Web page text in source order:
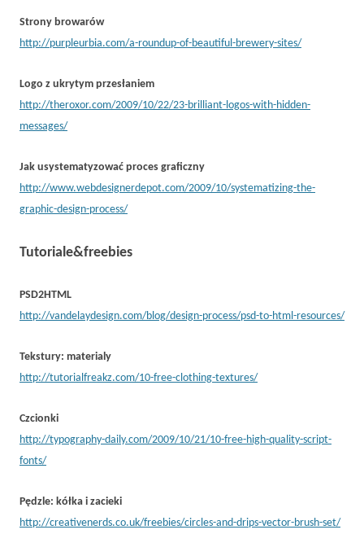
Strony browarów
http://purpleurbia.com/a-roundup-of-beautiful-brewery-sites/
Logo z ukrytym przesłaniem
http://theroxor.com/2009/10/22/23-brilliant-logos-with-hidden-
messages/
Jak usystematyzować proces graficzny
http://www.webdesignerdepot.com/2009/10/systematizing-the-
graphic-design-process/
Tutoriale&freebies
PSD2HTML
http://vandelaydesign.com/blog/design-process/psd-to-html-resources/
Tekstury: materialy
http://tutorialfreakz.com/10-free-clothing-textures/
Czcionki
http://typography-daily.com/2009/10/21/10-free-high-quality-script-
fonts/
Pędzle: kółka i zacieki
http://creativenerds.co.uk/freebies/circles-and-drips-vector-brush-set/